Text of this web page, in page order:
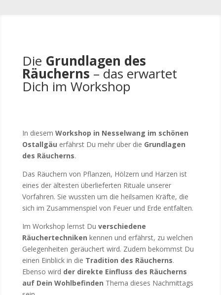
Die Grundlagen des
Räucherns – das erwartet
Dich im Workshop
In diesem Workshop in Nesselwang im schönen
Ostallgäu erfährst Du mehr über die Grundlagen
des Räucherns.
Das Räuchern von Pflanzen, Hölzern und Harzen ist
eines der ältesten überlieferten Rituale unserer
Vorfahren. Sie wussten um die heilsamen Kräfte, die
sich im Zusammenspiel von Feuer und Erde entfalten.
Im Workshop lernst Du verschiedene
Räuchertechniken kennen und erfährst, zu welchen
Gelegenheiten geräuchert wird. Zudem bekommst Du
einen Einblick in die Tradition des Räucherns.
Ebenso wird der direkte Einfluss des Räucherns
auf Dein Wohlbefinden Thema dieses Nachmittags